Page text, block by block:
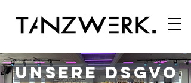
UNSERE DSGVO